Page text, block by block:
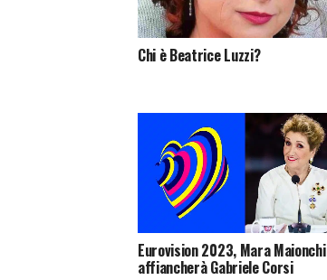
Chi è Beatrice Luzzi?
Eurovision 2023, Mara Maionchi
affiancherà Gabriele Corsi